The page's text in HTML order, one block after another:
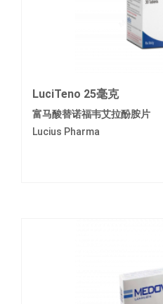
LuciTeno 25毫克
富马酸替诺福韦艾拉酚胺片
Lucius Pharma